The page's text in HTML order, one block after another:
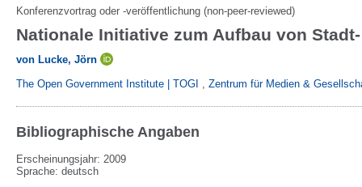
Konferenzvortrag oder -veröffentlichung (non-peer-reviewed)
Nationale Initiative zum Aufbau von
von Lucke, Jörn
The Open Government Institute | TOGI , Zentrum für Medien &
Bibliographische Angaben
Erscheinungsjahr: 2009
Sprache: deutsch